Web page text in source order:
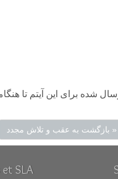
برای این آیتم تا
« بازگشت به عقب و تلاش مجدد
SLA